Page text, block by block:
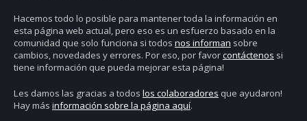
Hacemos todo lo posible para mantener toda la información en
esta página web actual, pero eso es un esfuerzo basado en la
comunidad que solo funciona si todos nos informan sobre
cambios, novedades y errores. Por eso, por favorcontáctenos si
tiene información que pueda mejorar esta página!
Les damos las gracias a todos los colaboradores que ayudaron!
Hay más información sobre la página aquí.